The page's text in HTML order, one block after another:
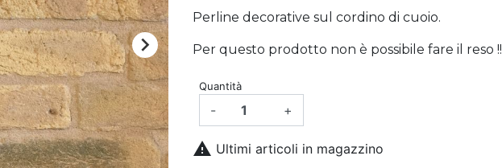

Perline decorative sul cordino di cuoio.
Per questo prodotto non è possibile fare il reso !!
Quantità
- +
 Ultimi articoli in magazzino